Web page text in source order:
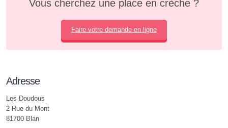
Vous cherchez une place en crèche ?
Faire votre demande en ligne
Adresse
Les Doudous
2 Rue du Mont
81700 Blan